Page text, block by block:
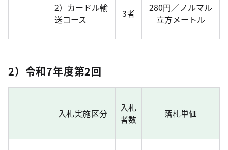
2）カードル輸
送コース
3者
280円／ノルマル
立方メートル
2）令和7年度第2回
入札実施区分
入札
者数
落札単価